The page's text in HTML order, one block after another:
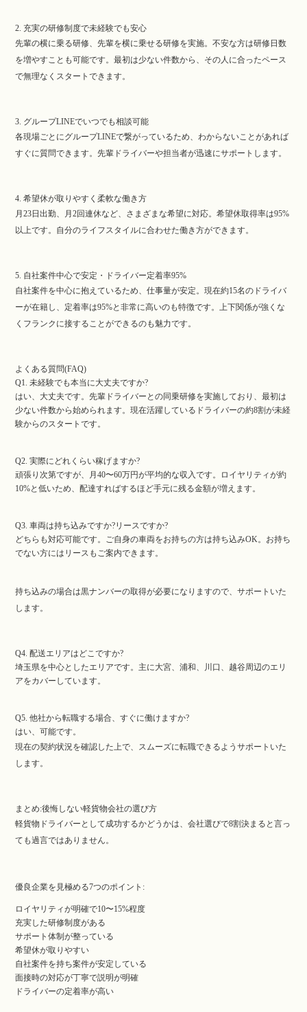
2. 充実の研修制度で未経験でも安心
先輩の横に乗る研修、先輩を横に乗せる研修を実施。不安な方は研修日数
を増やすことも可能です。最初は少ない件数から、その人に合ったペース
で無理なくスタートできます。
3. グループLINEでいつでも相談可能
各現場ごとにグループLINEで繋がっているため、わからないことがあれば
すぐに質問できます。先輩ドライバーや担当者が迅速にサポートします。
4. 希望休が取りやすく柔軟な働き方
月23日出勤、月2回連休など、さまざまな希望に対応。希望休取得率は95%
以上です。自分のライフスタイルに合わせた働き方ができます。
5. 自社案件中心で安定・ドライバー定着率95%
自社案件を中心に抱えているため、仕事量が安定。現在約15名のドライバ
ーが在籍し、定着率は95%と非常に高いのも特徴です。上下関係が強くな
くフランクに接することができるのも魅力です。
よくある質問(FAQ)
Q1. 未経験でも本当に大丈夫ですか?
はい、大丈夫です。先輩ドライバーとの同乗研修を実施しており、最初は
少ない件数から始められます。現在活躍しているドライバーの約8割が未経
験からのスタートです。
Q2. 実際にどれくらい稼げますか?
頑張り次第ですが、月40〜60万円が平均的な収入です。ロイヤリティが約
10%と低いため、配達すればするほど手元に残る金額が増えます。
Q3. 車両は持ち込みですか?リースですか?
どちらも対応可能です。ご自身の車両をお持ちの方は持ち込みOK。お持ち
でない方にはリースもご案内できます。
持ち込みの場合は黒ナンバーの取得が必要になりますので、サポートいた
します。
Q4. 配送エリアはどこですか?
埼玉県を中心としたエリアです。主に大宮、浦和、川口、越谷周辺のエリ
アをカバーしています。
Q5. 他社から転職する場合、すぐに働けますか?
はい、可能です。
現在の契約状況を確認した上で、スムーズに転職できるようサポートいた
します。
まとめ:後悔しない軽貨物会社の選び方
軽貨物ドライバーとして成功するかどうかは、会社選びで8割決まると言っ
ても過言ではありません。
優良企業を見極める7つのポイント:
ロイヤリティが明確で10〜15%程度
充実した研修制度がある
サポート体制が整っている
希望休が取りやすい
自社案件を持ち案件が安定している
面接時の対応が丁寧で説明が明確
ドライバーの定着率が高い